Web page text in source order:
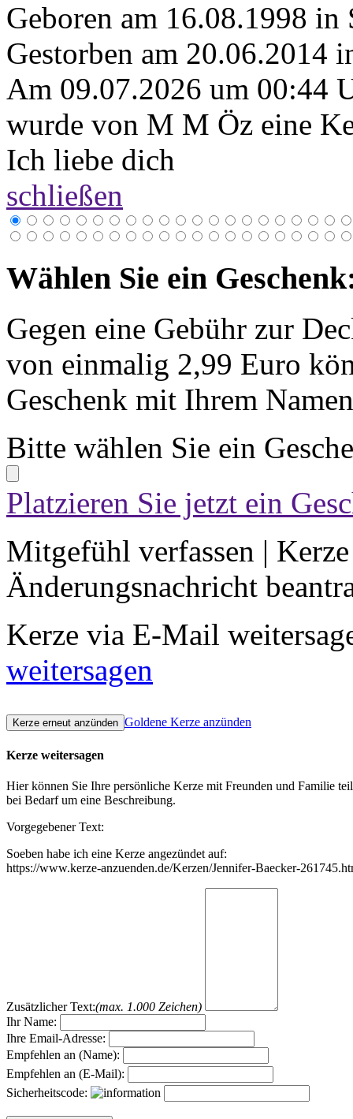
Geboren am 16.08.1998 in
Gestorben am 20.06.2014
Am 09.07.2026 um 00:44
wurde von M M Öz eine
Ich liebe dich
schließen
Wählen Sie ein
Gegen eine Gebühr zur
von einmalig 2,99 Euro
Geschenk mit Ihrem
Bitte wählen Sie ein
Platzieren Sie jetzt ein
Mitgefühl verfassen |
Änderungsnachricht
Kerze via E-Mail
weitersagen
Goldene Kerze anzünden
Kerze weitersagen
Hier können Sie Ihre persönliche Kerze mit Freunden und Familie
bei Bedarf um eine Beschreibung.
Vorgegebener Text:
Soeben habe ich eine Kerze angezündet auf:
https://www.kerze-anzuenden.de/Kerzen/Jennifer-Baecker-
Zusätzlicher Text:(max. 1.000 Zeichen)
Ihr Name:
Ihre Email-Adresse:
Empfehlen an (Name):
Empfehlen an (E-Mail):
Sicherheitscode: